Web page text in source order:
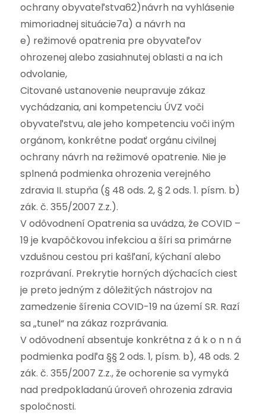
ochrany obyvateľstva62)návrh na vyhlásenie
mimoriadnej situácie7a) a návrh na
e) režimové opatrenia pre obyvateľov
ohrozenej alebo zasiahnutej oblasti a na ich
odvolanie,
Citované ustanovenie neupravuje zákaz
vychádzania, ani kompetenciu ÚVZ voči
obyvateľstvu, ale jeho kompetenciu voči iným
orgánom, konkrétne podať orgánu civilnej
ochrany návrh na režimové opatrenie. Nie je
splnená podmienka ohrozenia verejného
zdravia II. stupňa (§ 48 ods. 2, § 2 ods. 1. písm. b)
zák. č. 355/2007 Z.z.).
V odôvodnení Opatrenia sa uvádza, že COVID –
19 je kvapôčkovou infekciou a šíri sa primárne
vzdušnou cestou pri kašľaní, kýchaní alebo
rozprávaní. Prekrytie horných dýchacích ciest
je preto jedným z dôležitých nástrojov na
zamedzenie šírenia COVID-19 na území SR. Razí
sa „tunel“ na zákaz rozprávania.
V odôvodnení absentuje konkrétna z á k o n n á
podmienka podľa §§ 2 ods. 1, písm. b), 48 ods. 2
zák. č. 355/2007 Z.z., že ochorenie sa vymyká
nad predpokladanú úroveň ohrozenia zdravia
spoločnosti.